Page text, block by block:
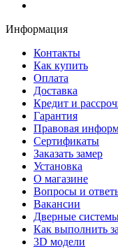
Информация
Контакты
Как купить
Оплата
Доставка
Кредит и
Гарантия
Правовая
Сертификаты
Заказать замер
Установка
О магазине
Вопросы и
Вакансии
Дверные
Как выполнить
3D модели